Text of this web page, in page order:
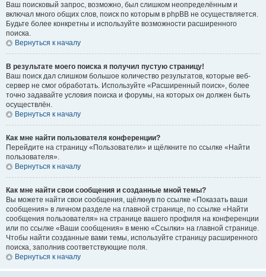
Ваш поисковый запрос, возможно, был слишком неопределённым и
включал много общих слов, поиск по которым в phpBB не осуществляется.
Будьте более конкретны и используйте возможности расширенного
поиска.
Вернуться к началу
В результате моего поиска я получил пустую страницу!
Ваш поиск дал слишком большое количество результатов, которые веб-
сервер не смог обработать. Используйте «Расширенный поиск», более
точно задавайте условия поиска и форумы, на которых он должен быть
осуществлён.
Вернуться к началу
Как мне найти пользователя конференции?
Перейдите на страницу «Пользователи» и щёлкните по ссылке «Найти
пользователя».
Вернуться к началу
Как мне найти свои сообщения и созданные мной темы?
Вы можете найти свои сообщения, щёлкнув по ссылке «Показать ваши
сообщения» в личном разделе на главной странице, по ссылке «Найти
сообщения пользователя» на странице вашего профиля на конференции
или по ссылке «Ваши сообщения» в меню «Ссылки» на главной странице.
Чтобы найти созданные вами темы, используйте страницу расширенного
поиска, заполнив соответствующие поля.
Вернуться к началу